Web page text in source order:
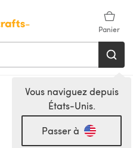
Panier
Vous naviguez depuis
États-Unis.
Passer à